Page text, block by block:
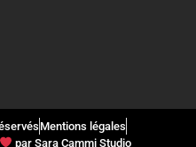
Mentions légales
par Sara Cammi Studio